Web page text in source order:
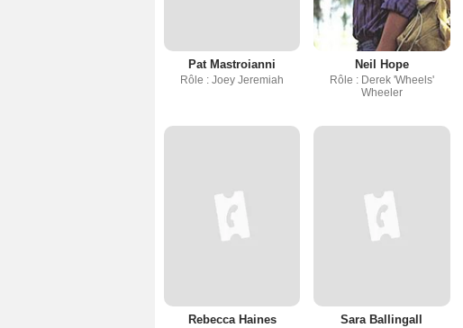
Pat Mastroianni
Rôle : Joey Jeremiah
Neil Hope
Rôle : Derek 'Wheels'
Wheeler
Rebecca Haines Sara Ballingall